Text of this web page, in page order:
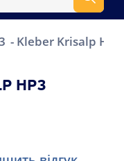
Kleber Krisalp
HP3